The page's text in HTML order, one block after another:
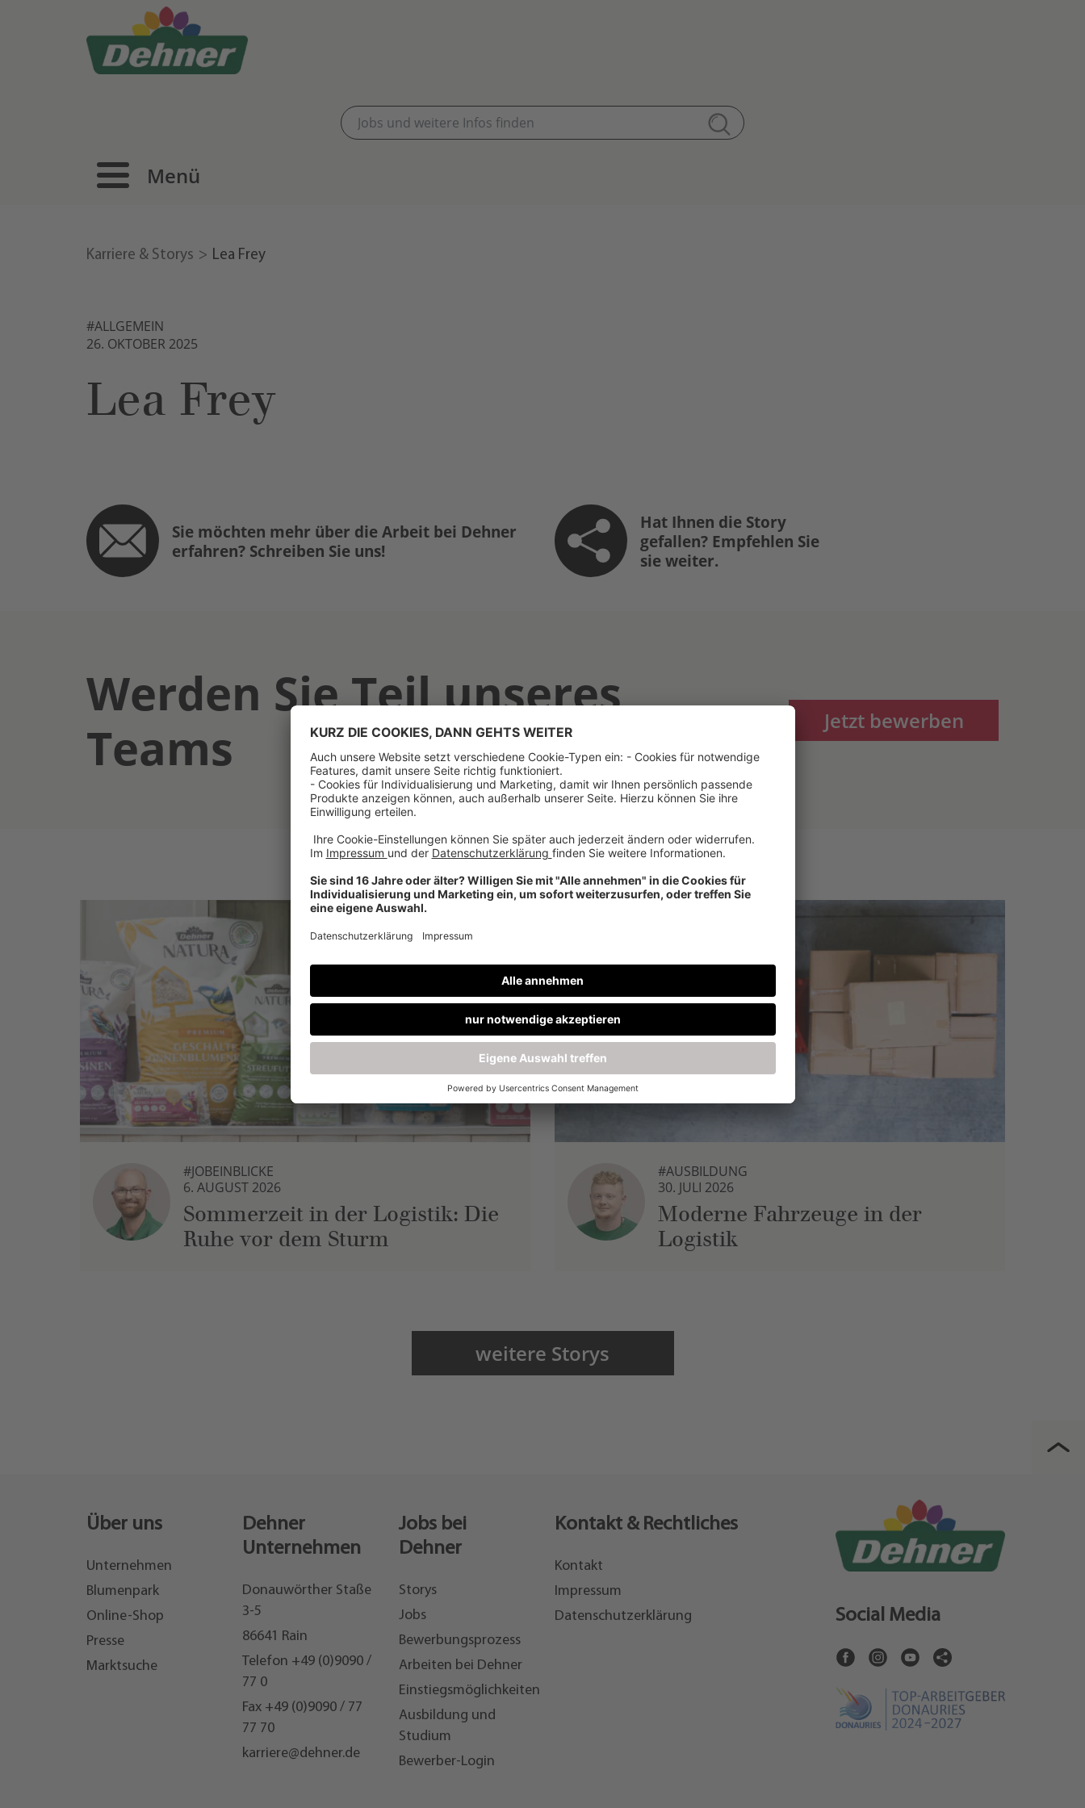
Menü
Karriere & Storys Lea Frey
#ALLGEMEIN
26. OKTOBER 2025
Lea Frey
Sie möchten mehr über die Arbeit bei Dehner
erfahren? Schreiben Sie uns!
Hat Ihnen die Story
gefallen? Empfehlen Sie
sie weiter.
Werden Sie Teil unseres
Teams
Jetzt bewerben
#JOBEINBLICKE
6. AUGUST 2026
Sommerzeit in der Logistik: Die
Ruhe vor dem Sturm
#AUSBILDUNG
30. JULI 2026
Moderne Fahrzeuge in der
Logistik
weitere Storys
Über uns
Unternehmen
Blumenpark
Online-Shop
Presse
Marktsuche
Dehner
Unternehmen
Donauwörther Staße
3-5
86641 Rain
Telefon +49 (0)9090 /
77 0
Fax +49 (0)9090 / 77
77 70
karriere@dehner.de
Jobs bei
Dehner
Storys
Jobs
Bewerbungsprozess
Arbeiten bei Dehner
Einstiegsmöglichkeiten
Ausbildung und
Studium
Bewerber-Login
Kontakt & Rechtliches
Kontakt
Impressum
Datenschutzerklärung
Social Media